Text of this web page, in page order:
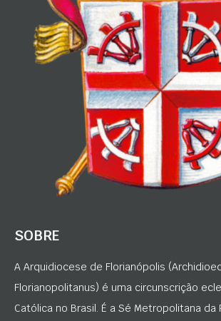
SOBRE
A Arquidiocese de Florianópolis
Florianopolitanus) é uma circunscrição
Católica no Brasil. É a Sé Metropolitana da